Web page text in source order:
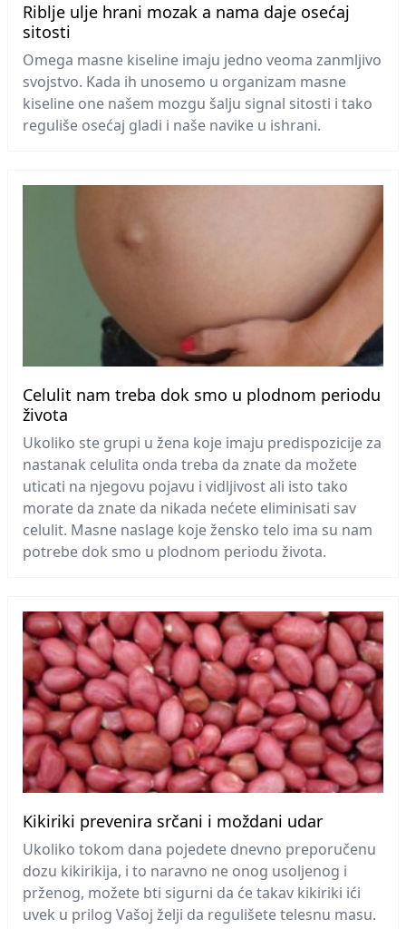
Riblje ulje hrani mozak a nama daje osećaj
sitosti
Omega masne kiseline imaju jedno veoma zanmljivo
svojstvo. Kada ih unosemo u organizam masne
kiseline one našem mozgu šalju signal sitosti i tako
reguliše osećaj gladi i naše navike u ishrani.
Celulit nam treba dok smo u plodnom periodu
života
Ukoliko ste grupi u žena koje imaju predispozicije za
nastanak celulita onda treba da znate da možete
uticati na njegovu pojavu i vidljivost ali isto tako
morate da znate da nikada nećete eliminisati sav
celulit. Masne naslage koje žensko telo ima su nam
potrebe dok smo u plodnom periodu života.
Kikiriki prevenira srčani i moždani udar
Ukoliko tokom dana pojedete dnevno preporučenu
dozu kikirikija, i to naravno ne onog usoljenog i
prženog, možete bti sigurni da će takav kikiriki ići
uvek u prilog Vašoj želji da regulišete telesnu masu.